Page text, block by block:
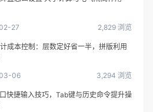
27 2,829 浏览
成本控制：层数定好省一半，拼版利用
06 3,294 浏览
快捷输入技巧，Tab键与历史命令提升操